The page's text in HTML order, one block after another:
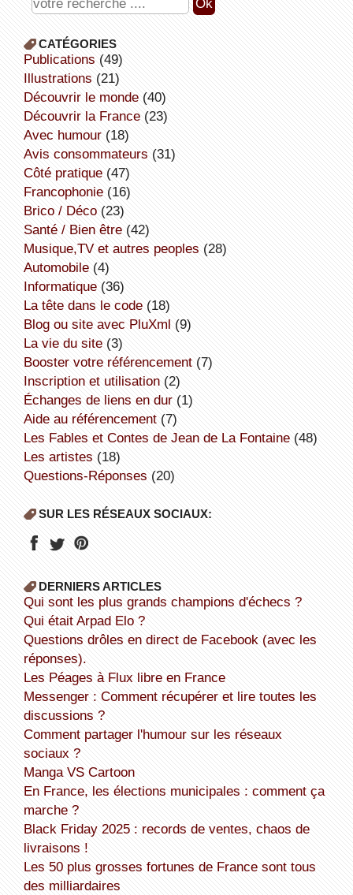
CATÉGORIES
publications (49)
illustrations (21)
découvrir le monde(40)
découvrir la France(23)
avec humour(18)
avis consommateurs (31)
côté pratique(47)
Francophonie(16)
Brico / Déco(23)
Santé / Bien être(42)
Musique,TV et autres peoples (28)
Automobile(4)
informatique(36)
la tête dans le code(18)
Blog ou site avec PluXml (9)
la vie du site(3)
booster votre référencement(7)
inscription et utilisation(2)
échanges de liens en dur(1)
aide au référencement(7)
Les Fables et Contes de Jean de La Fontaine(48)
Les artistes (18)
Questions-Réponses (20)
SUR LES RÉSEAUX SOCIAUX:
DERNIERS ARTICLES
Qui sont les plus grands champions d'échecs ?
Qui était Arpad Elo ?
Questions drôles en direct de Facebook (avec les
réponses).
Les Péages à Flux libre en France
Messenger : Comment récupérer et lire toutes les
discussions ?
Comment partager l'humour sur les réseaux
sociaux ?
Manga VS Cartoon
En France, les élections municipales : comment ça
marche ?
Black Friday 2025 : records de ventes, chaos de
livraisons !
Les 50 plus grosses fortunes de France sont tous
des milliardaires